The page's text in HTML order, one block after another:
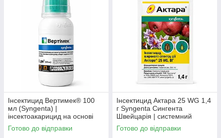
Інсектицид Вертимек® 100
мл (Syngenta) |
інсектоакарицид на основі
абамектину 18 г/л від кліщів,
трипсів та мінерів
Готово до відправки
Інсектицид Актара 25 WG 1,4
г Syngenta Сингента
Швейцарія | системний
інсектицид
Готово до відправки